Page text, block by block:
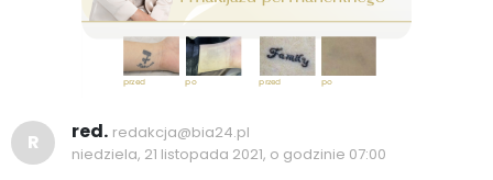
R red. redakcja@bia24.pl
niedziela, 21 listopada 2021, o godzinie 07:00